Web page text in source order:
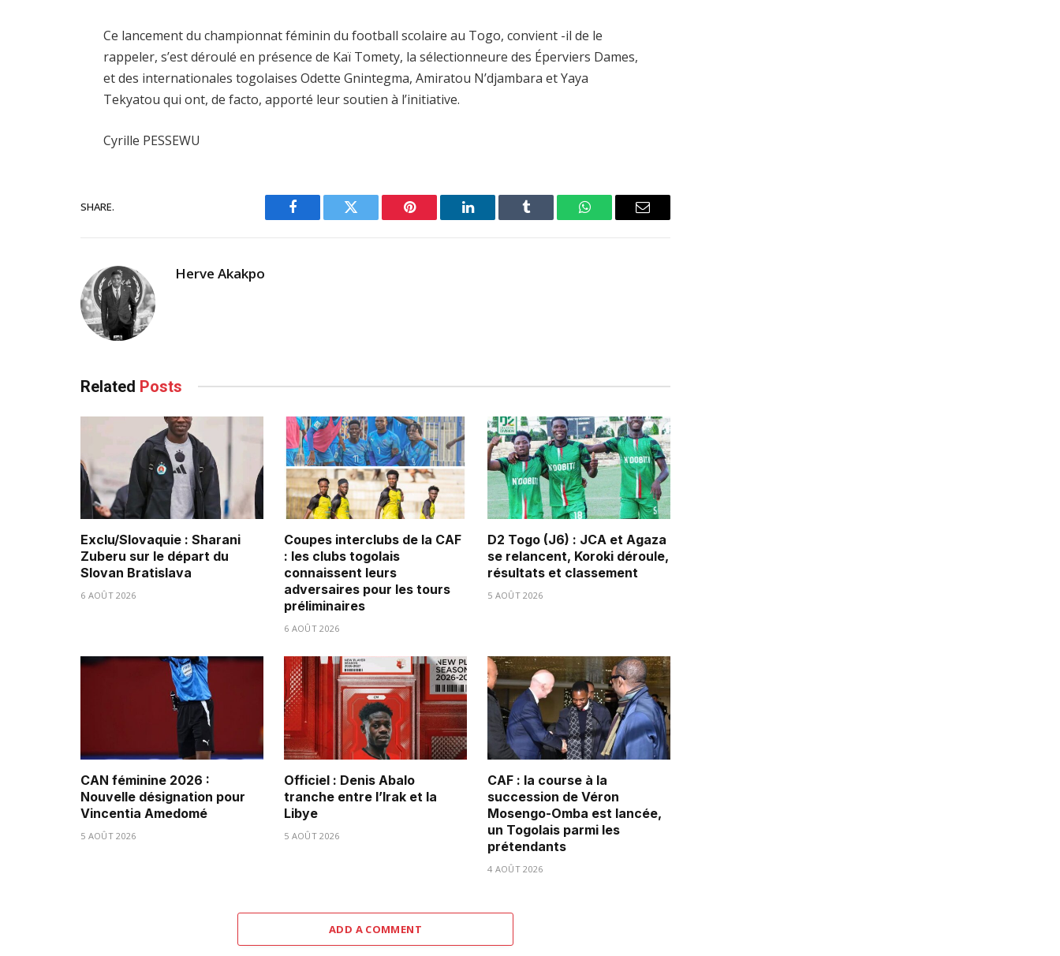
Ce lancement du championnat féminin du football scolaire au Togo, convient -il de le
rappeler, s’est déroulé en présence de Kaï Tomety, la sélectionneure des Éperviers Dames,
et des internationales togolaises Odette Gnintegma, Amiratou N’djambara et Yaya
Tekyatou qui ont, de facto, apporté leur soutien à l’initiative.
Cyrille PESSEWU
SHARE.
Facebook Twitter Pinterest LinkedIn Tumblr WhatsAppEmail
Herve Akakpo
Related Posts
Exclu/Slovaquie : Sharani
Zuberu sur le départ du
Slovan Bratislava
6 AOÛT 2026
Coupes interclubs de la CAF
: les clubs togolais
connaissent leurs
adversaires pour les tours
préliminaires
6 AOÛT 2026
D2 Togo (J6) : JCA et Agaza
se relancent, Koroki déroule,
résultats et classement
5 AOÛT 2026
CAN féminine 2026 :
Nouvelle désignation pour
Vincentia Amedomé
5 AOÛT 2026
Officiel : Denis Abalo
tranche entre l’Irak et la
Libye
5 AOÛT 2026
CAF : la course à la
succession de Véron
Mosengo-Omba est lancée,
un Togolais parmi les
prétendants
4 AOÛT 2026
ADD A COMMENT